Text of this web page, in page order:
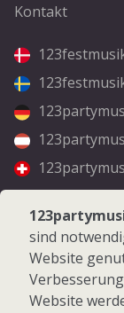
Kontakt
Folgen Sie
Facebook
Instagram
sind
Website
Website